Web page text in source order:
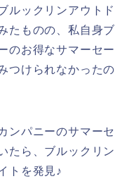
ルックリンアウトド
たものの、私自身ブ
のお得なサマーセー
つけられなかったの
ンパニーのサマーセ
たら、ブルックリン
トを発見♪